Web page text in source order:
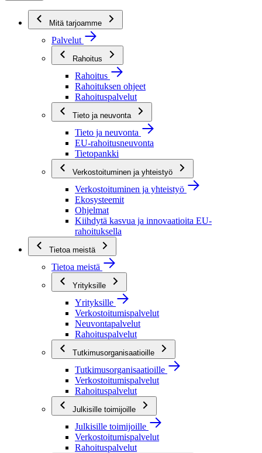
Mitä tarjoamme
Palvelut
Rahoitus
Rahoitus
Rahoituksen ohjeet
Rahoituspalvelut
Tieto ja neuvonta
Tieto ja neuvonta
EU-rahoitusneuvonta
Tietopankki
Verkostoituminen ja yhteistyö
Verkostoituminen ja yhteistyö
Ekosysteemit
Ohjelmat
Kiihdytä kasvua ja innovaatioita EU-
rahoituksella
Tietoa meistä
Tietoa meistä
Yrityksille
Yrityksille
Verkostoitumispalvelut
Neuvontapalvelut
Rahoituspalvelut
Tutkimusorganisaatioille
Tutkimusorganisaatioille
Verkostoitumispalvelut
Rahoituspalvelut
Julkisille toimijoille
Julkisille toimijoille
Verkostoitumispalvelut
Rahoituspalvelut